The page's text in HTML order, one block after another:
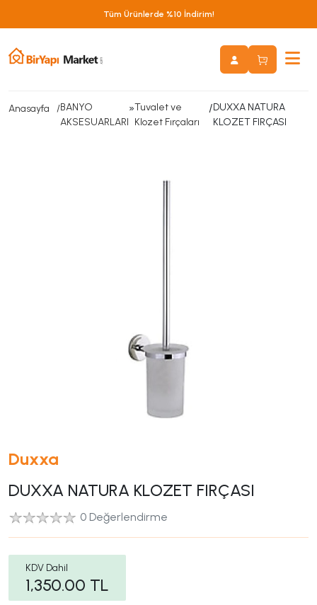
Tüm Ürünlerde %10 İndirim!
Anasayfa
BANYO
AKSESUARLARI
»Tuvalet ve
Klozet Fırçaları
/DUXXA NATURA
KLOZET FIRÇASI
Duxxa
DUXXA NATURA KLOZET FIRÇASI
0 Değerlendirme
KDV Dahil
1,350.00 TL